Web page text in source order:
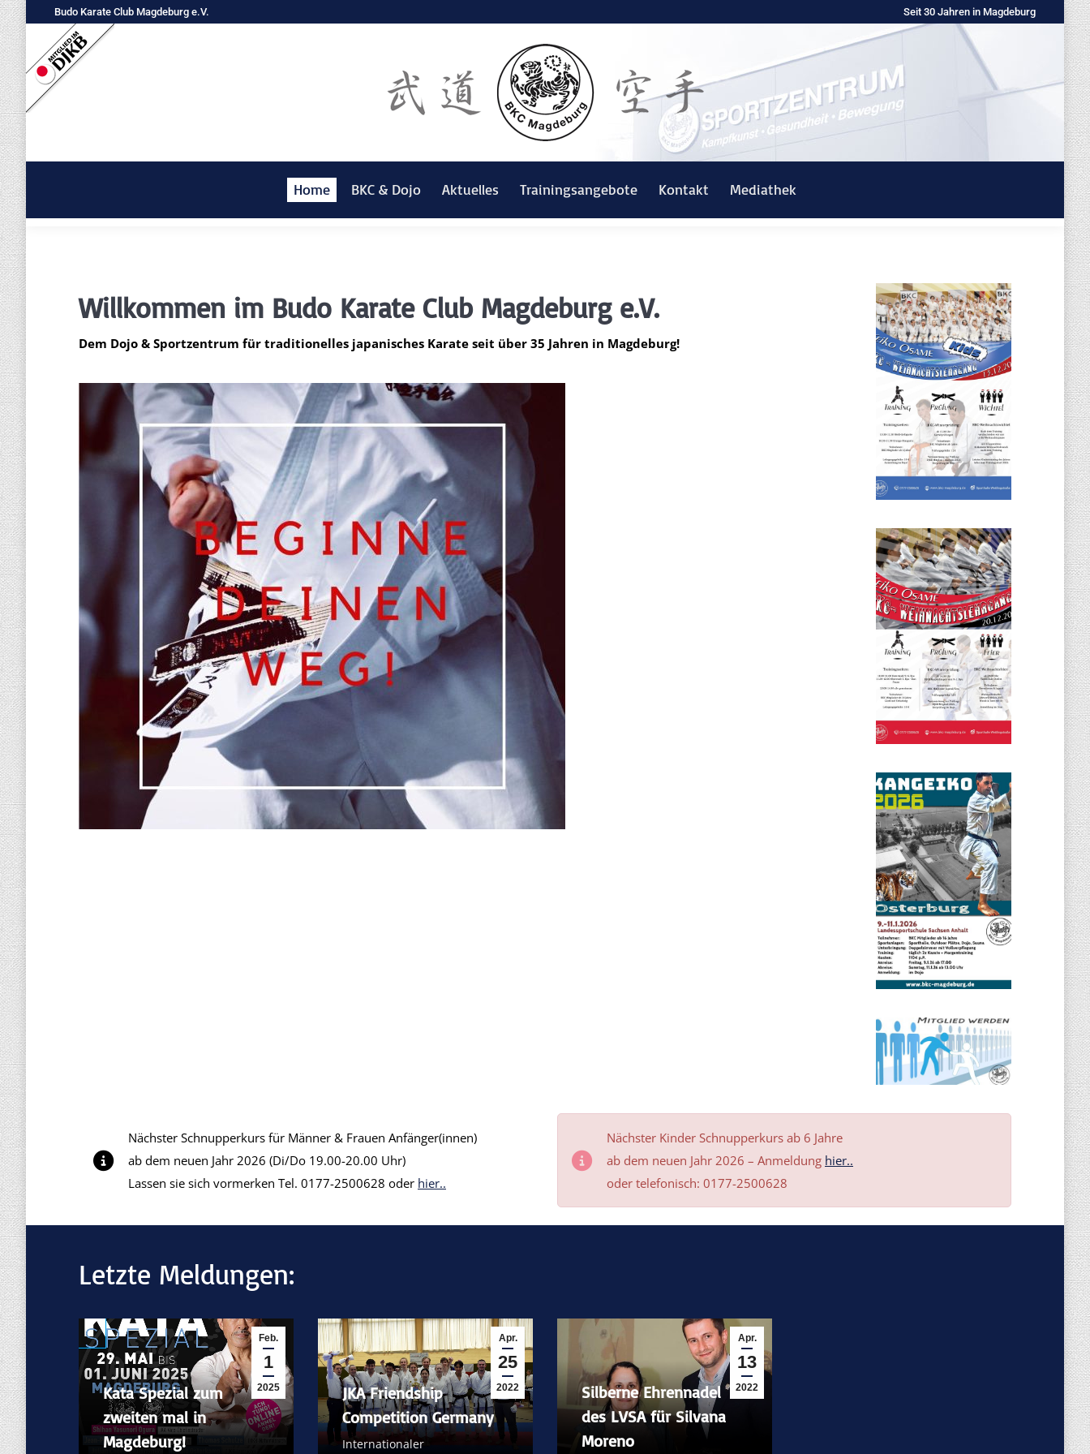
Budo Karate Club Magdeburg e.V. Seit 30 Jahren in Magdeburg
Home BKC & Dojo Aktuelles Trainingsangebote Kontakt Mediathek
Willkommen im Budo Karate Club Magdeburg e.V.
Dem Dojo & Sportzentrum für traditionelles japanisches Karate seit über 35 Jahren in Magdeburg!
Nächster Schnupperkurs für Männer & Frauen Anfänger(innen)
ab dem neuen Jahr 2026 (Di/Do 19.00-20.00 Uhr)
Lassen sie sich vormerken Tel. 0177-2500628 oder hier..
Nächster Kinder Schnupperkurs ab 6 Jahre
ab dem neuen Jahr 2026 – Anmeldung hier..
oder telefonisch: 0177-2500628
Letzte Meldungen:
Feb.
1
2025
Kata Spezial zum
zweiten mal in
Magdeburg!
Apr.
25
2022
JKA Friendship
Competition Germany
Internationaler
Apr.
13
2022
Silberne Ehrennadel
des LVSA für Silvana
Moreno